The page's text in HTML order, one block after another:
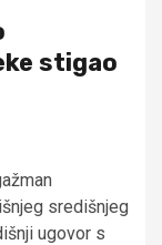
stigao
središnjeg
ugovor s